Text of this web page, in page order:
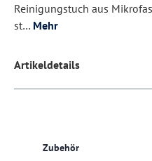
Reinigungstuch aus
st… Mehr
Artikeldetails
Produktgalerie
Zubehör